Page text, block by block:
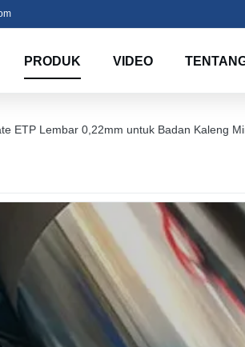
PRODUK VIDEO
ETP Lembar 0,22mm untuk Badan Kaleng